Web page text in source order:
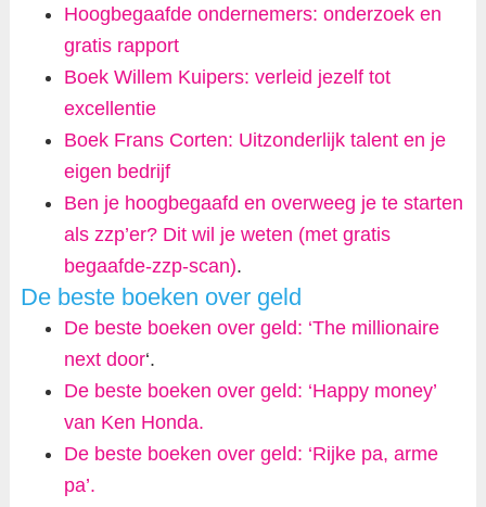
Hoogbegaafde ondernemers: onderzoek en
gratis rapport
Boek Willem Kuipers: verleid jezelf tot
excellentie
Boek Frans Corten: Uitzonderlijk talent en je
eigen bedrijf
Ben je hoogbegaafd en overweeg je te starten
als zzp’er? Dit wil je weten (met gratis
begaafde-zzp-scan).
De beste boeken over geld
De beste boeken over geld: ‘The millionaire
next door‘.
De beste boeken over geld: ‘Happy money’
van Ken Honda.
De beste boeken over geld: ‘Rijke pa, arme
pa’.